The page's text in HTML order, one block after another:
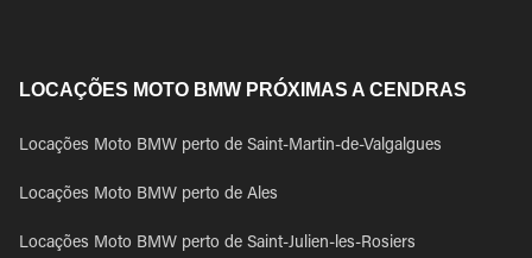
LOCAÇÕES MOTO BMW PRÓXIMAS A CENDRAS
Locações Moto BMW perto de Saint-Martin-de-Valgalgues
Locações Moto BMW perto de Ales
Locações Moto BMW perto de Saint-Julien-les-Rosiers